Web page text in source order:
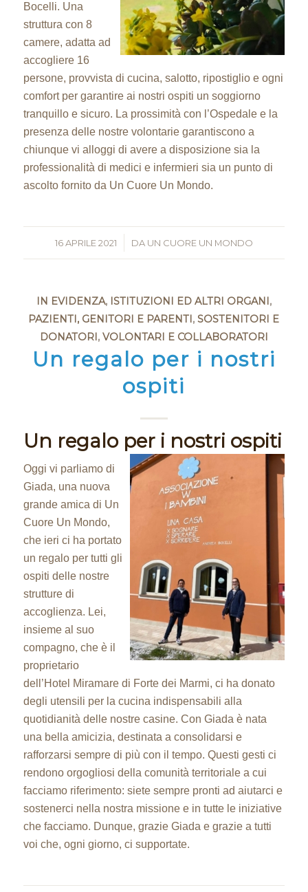
Bocelli. Una
struttura con 8
camere, adatta ad
accogliere 16
persone, provvista di cucina, salotto, ripostiglio e ogni
comfort per garantire ai nostri ospiti un soggiorno
tranquillo e sicuro. La prossimità con l’Ospedale e la
presenza delle nostre volontarie garantiscono a
chiunque vi alloggi di avere a disposizione sia la
professionalità di medici e infermieri sia un punto di
ascolto fornito da Un Cuore Un Mondo.
16 APRILE 2021
/ DA UN CUORE UN MONDO
IN EVIDENZA, ISTITUZIONI ED ALTRI ORGANI,
PAZIENTI, GENITORI E PARENTI,SOSTENITORI E
DONATORI, VOLONTARI E COLLABORATORI
Un regalo per i nostri
ospiti
Un regalo per i nostri ospiti
Oggi vi parliamo di
Giada, una nuova
grande amica di Un
Cuore Un Mondo,
che ieri ci ha portato
un regalo per tutti gli
ospiti delle nostre
strutture di
accoglienza. Lei,
insieme al suo
compagno, che è il
proprietario
dell’Hotel Miramare di Forte dei Marmi, ci ha donato
degli utensili per la cucina indispensabili alla
quotidianità delle nostre casine. Con Giada è nata
una bella amicizia, destinata a consolidarsi e
rafforzarsi sempre di più con il tempo. Questi gesti ci
rendono orgogliosi della comunità territoriale a cui
facciamo riferimento: siete sempre pronti ad aiutarci e
sostenerci nella nostra missione e in tutte le iniziative
che facciamo. Dunque, grazie Giada e grazie a tutti
voi che, ogni giorno, ci supportate.